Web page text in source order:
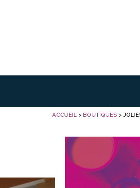
ACCUEIL > BOUTIQUES >